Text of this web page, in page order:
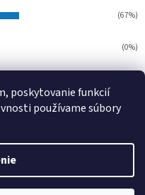
poskytovanie funkcií
používame súbory
(67%)
(0%)